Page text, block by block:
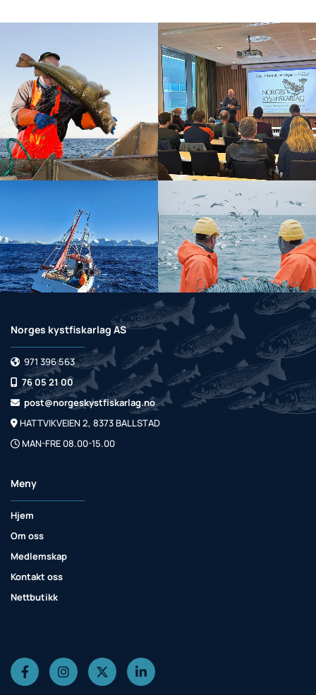
Norges kystfiskarlag AS
 971 396 563
 76 05 21 00
 post@norgeskystfiskarlag.no
 HATTVIKVEIEN 2, 8373 BALLSTAD
 MAN-FRE 08.00-15.00
Meny
Hjem
Om oss
Medlemskap
Kontakt oss
Nettbutikk